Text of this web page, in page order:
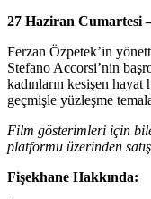
27 Haziran Cumartesi
Ferzan Özpetek’in
Stefano Accorsi’nin
kadınların kesişen
geçmişle yüzleşme
Film gösterimleri için
platformu üzerinden
Fişekhane Hakkında: